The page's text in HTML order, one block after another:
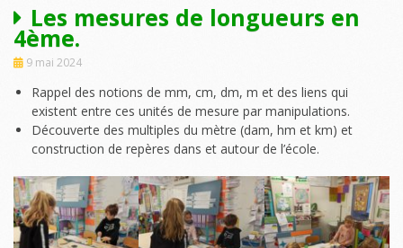
Les mesures de longueurs en
4ème.
9 mai 2024
Rappel des notions de mm, cm, dm, m et des liens qui
existent entre ces unités de mesure par manipulations.
Découverte des multiples du mètre (dam, hm et km) et
construction de repères dans et autour de l’école.